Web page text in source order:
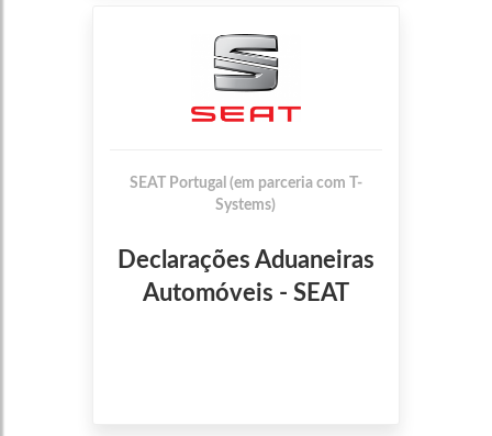
SEAT Portugal (em parceria com T-
Systems)
Declarações Aduaneiras
Automóveis - SEAT